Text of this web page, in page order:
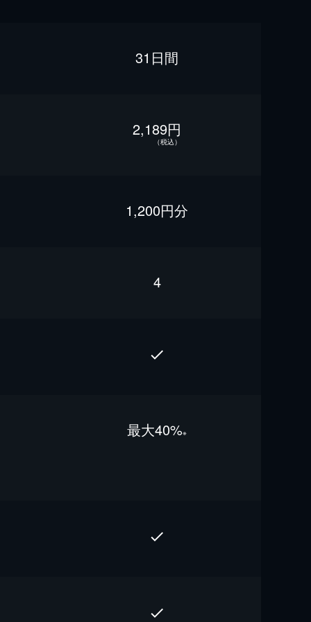
31日間
2,189円
（税込）
1,200円分
4
最⼤40%※